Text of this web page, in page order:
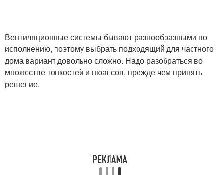
Вентиляционные системы бывают разнообразными по
исполнению, поэтому выбрать подходящий для частного
дома вариант довольно сложно. Надо разобраться во
множестве тонкостей и нюансов, прежде чем принять
решение.